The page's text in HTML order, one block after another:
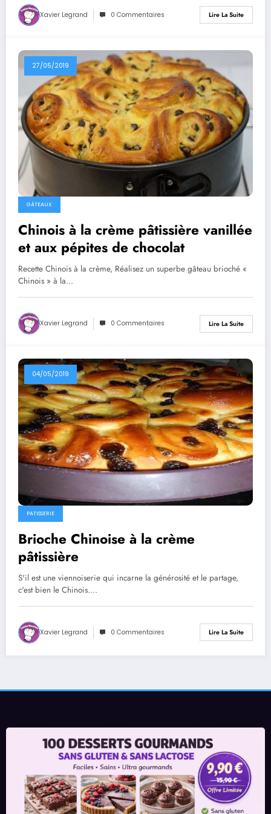
Xavier Legrand 0 Commentaires Lire La Suite
27/05/2019
GÂTEAUX
Chinois à la crème pâtissière vanillée
et aux pépites de chocolat
Recette Chinois à la crème, Réalisez un superbe gâteau brioché «
Chinois » à la…
Xavier Legrand 0 Commentaires Lire La Suite
04/05/2019
PATISSERIE
Brioche Chinoise à la crème
pâtissière
S'il est une viennoiserie qui incarne la générosité et le partage,
c'est bien le Chinois.…
Xavier Legrand 0 Commentaires Lire La Suite